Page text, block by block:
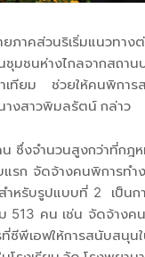
าคส่วนริเริ่มแนวทาง
ชนห่างไกลจากสถาน
เทียม ช่วยให้คนพิกา
างสาวพิมลรัตน์ กล่าว
ซึ่งจำนวนสูงกว่าที่กฎ
รก จัดจ้างคนพิการท
ำหรับรูปแบบที่ 2 เป็น
คน เช่น จัดจ้างคน
ซีพีเอฟให้การสนับสนุน